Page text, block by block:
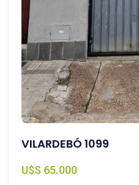
VILARDEBÓ 1099
U$S 65.000